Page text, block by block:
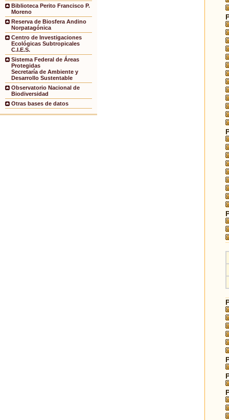
Biblioteca Perito Francisco P.
Moreno
Reserva de Biosfera Andino
Norpatagónica
Centro de Investigaciones
Ecológicas Subtropicales
C.I.E.S.
Sistema Federal de Áreas
Protegidas
Secretaría de Ambiente y
Desarrollo Sustentable
Observatorio Nacional de
Biodiversidad
Otras bases de datos